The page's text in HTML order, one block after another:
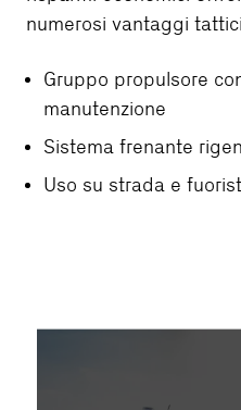
numerosi vantaggi
Gruppo propulsore
manutenzione
Sistema frenante
Uso su strada e